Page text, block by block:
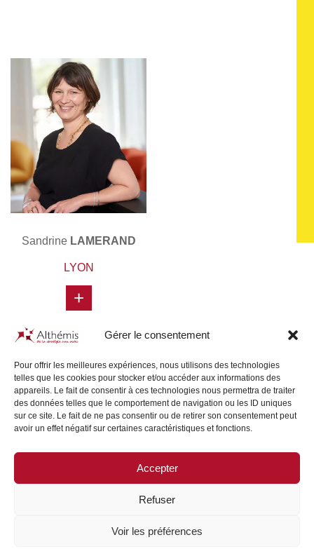
Gérer le consentement
Pour offrir les meilleures expériences, nous utilisons des technologies
telles que les cookies pour stocker et/ou accéder aux informations des
appareils. Le fait de consentir à ces technologies nous permettra de traiter
des données telles que le comportement de navigation ou les ID uniques
sur ce site. Le fait de ne pas consentir ou de retirer son consentement peut
avoir un effet négatif sur certaines caractéristiques et fonctions.
Accepter
Refuser
Voir les préférences
Sandrine LAMERAND
LYON
+